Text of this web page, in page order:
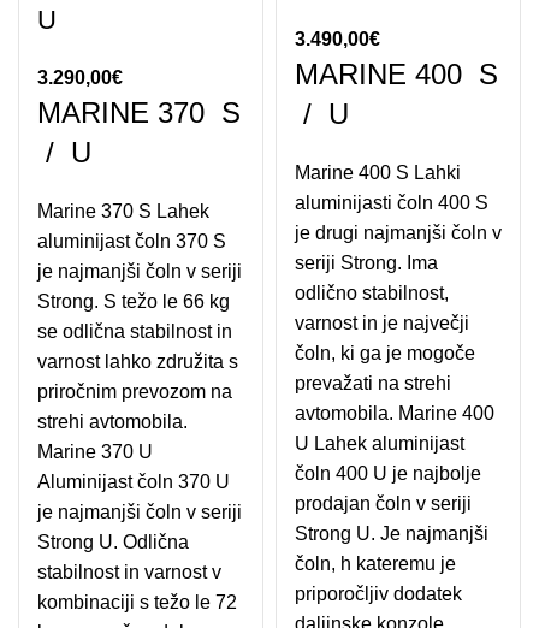
U
3.290,00€
MARINE 370 S
/ U
Marine 370 S Lahek
aluminijast čoln 370 S
je najmanjši čoln v seriji
Strong. S težo le 66 kg
se odlična stabilnost in
varnost lahko združita s
priročnim prevozom na
strehi avtomobila.
Marine 370 U
Aluminijast čoln 370 U
je najmanjši čoln v seriji
Strong U. Odlična
stabilnost in varnost v
kombinaciji s težo le 72
3.490,00€
MARINE 400 S
/ U
Marine 400 S Lahki
aluminijasti čoln 400 S
je drugi najmanjši čoln v
seriji Strong. Ima
odlično stabilnost,
varnost in je največji
čoln, ki ga je mogoče
prevažati na strehi
avtomobila. Marine 400
U Lahek aluminijast
čoln 400 U je najbolje
prodajan čoln v seriji
Strong U. Je najmanjši
čoln, h kateremu je
priporočljiv dodatek